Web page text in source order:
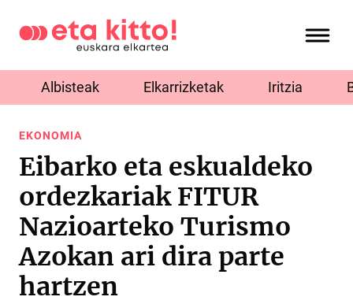
Albisteak Elkarrizketak Iritzia
EKONOMIA
Eibarko eta eskualdeko
ordezkariak FITUR
Nazioarteko Turismo
Azokan ari dira parte
hartzen